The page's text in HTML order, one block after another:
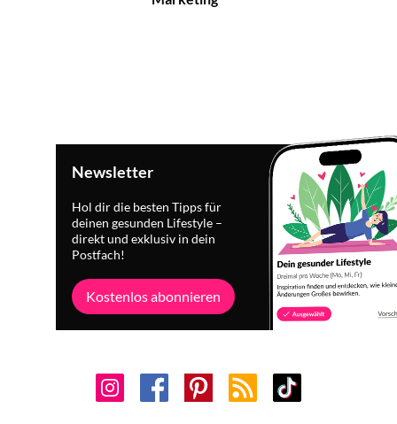
Newsletter
Hol dir die besten Tipps für
deinen gesunden Lifestyle –
direkt und exklusiv in dein
Postfach!
Kostenlos abonnieren